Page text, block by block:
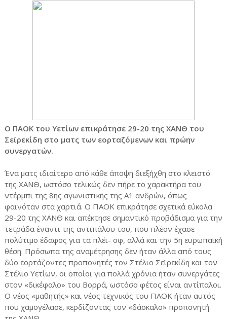
Ο ΠΑΟΚ του Υετίων επικράτησε 29-20 της ΧΑΝΘ του
Σεϊρεκίδη στο ματς των εορταζόμενων και πρώην
συνεργατών.
Ένα ματς ιδιαίτερο από κάθε άποψη διεξήχθη στο κλειστό
της ΧΑΝΘ, ωστόσο τελικώς δεν πήρε το χαρακτήρα του
ντέρμπι της 8ης αγωνιστικής της Α1 ανδρών, όπως
φαινόταν στα χαρτιά. Ο ΠΑΟΚ επικράτησε σχετικά εύκολα
29-20 της ΧΑΝΘ και απέκτησε σημαντικό προβάδισμα για την
τετράδα έναντι της αντιπάλου του, που πλέον έχασε
πολύτιμο έδαφος για τα πλέι- οφ, αλλά και την 5η ευρωπαϊκή
θέση. Πρόσωπα της αναμέτρησης δεν ήταν άλλα από τους
δύο εορτάζοντες προπονητές τον Στέλιο Σεϊρεκίδη και τον
Στέλιο Υετίων, οι οποίοι για πολλά χρόνια ήταν συνεργάτες
στον «δικέφαλο» του Βορρά, ωστόσο φέτος είναι αντίπαλοι.
Ο νέος «μαθητής» και νέος τεχνικός του ΠΑΟΚ ήταν αυτός
που χαμογέλασε, κερδίζοντας τον «δάσκαλο» προπονητή